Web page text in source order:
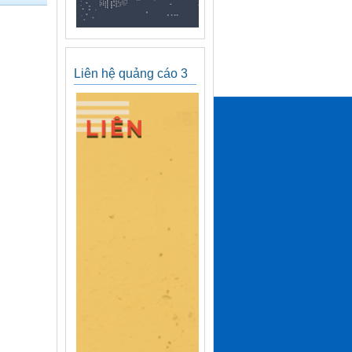
Liên hệ quảng cáo 3